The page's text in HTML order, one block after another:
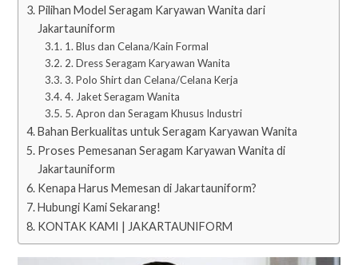
Pilihan Model Seragam Karyawan Wanita dari
Jakartauniform
1. Blus dan Celana/Kain Formal
2. Dress Seragam Karyawan Wanita
3. Polo Shirt dan Celana/Celana Kerja
4. Jaket Seragam Wanita
5. Apron dan Seragam Khusus Industri
Bahan Berkualitas untuk Seragam Karyawan Wanita
Proses Pemesanan Seragam Karyawan Wanita di
Jakartauniform
Kenapa Harus Memesan di Jakartauniform?
Hubungi Kami Sekarang!
KONTAK KAMI | JAKARTAUNIFORM